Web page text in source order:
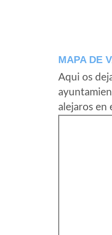
MAPA DE
Aqui os
alejaros en